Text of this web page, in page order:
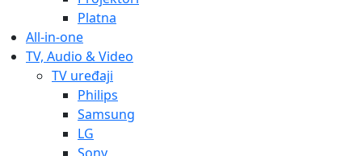
Platna
All-in-one
TV, Audio & Video
TV uređaji
Philips
Samsung
LG